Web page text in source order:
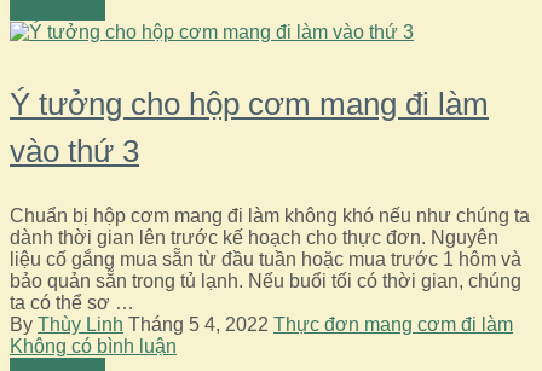
Ý tưởng cho hộp cơm mang đi làm
vào thứ 3
Chuẩn bị hộp cơm mang đi làm không khó nếu như chúng ta
dành thời gian lên trước kế hoạch cho thực đơn. Nguyên
liệu cố gắng mua sẵn từ đầu tuần hoặc mua trước 1 hôm và
bảo quản sẵn trong tủ lạnh. Nếu buổi tối có thời gian, chúng
ta có thể sơ …
By Thùy Linh Tháng 5 4, 2022 Thực đơn mang cơm đi làm
Không có bình luận